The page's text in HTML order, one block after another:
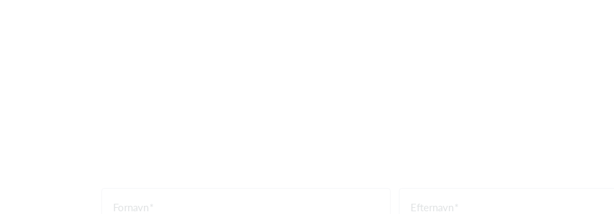
Fornavn Efternavn